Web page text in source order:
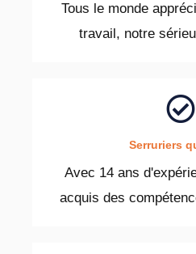
Tous le monde
travail, notre
Serruriers
Avec 14 ans
acquis des